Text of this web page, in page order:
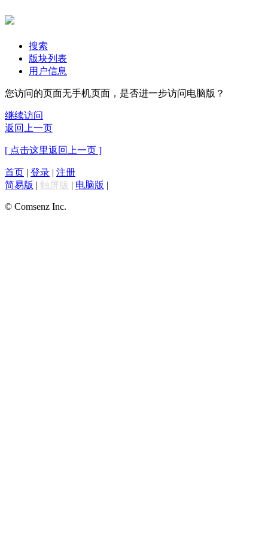
搜索
版块列表
用户信息
您访问的页面无手机页面，是否进一步访问电脑版？
继续访问
返回上一页
[ 点击这里返回上一页 ]
首页 | 登录 | 注册
简易版 | 触屏版 | 电脑版 |
© Comsenz Inc.